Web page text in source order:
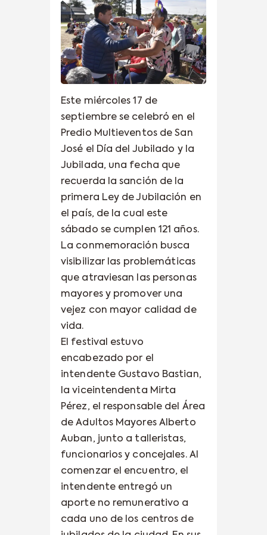
Este miércoles 17 de
septiembre se celebró en el
Predio Multieventos de San
José el Día del Jubilado y la
Jubilada, una fecha que
recuerda la sanción de la
primera Ley de Jubilación en
el país, de la cual este
sábado se cumplen 121 años.
La conmemoración busca
visibilizar las problemáticas
que atraviesan las personas
mayores y promover una
vejez con mayor calidad de
vida.
El festival estuvo
encabezado por el
intendente Gustavo Bastian,
la viceintendenta Mirta
Pérez, el responsable del Área
de Adultos Mayores Alberto
Auban, junto a talleristas,
funcionarios y concejales. Al
comenzar el encuentro, el
intendente entregó un
aporte no remunerativo a
cada uno de los centros de